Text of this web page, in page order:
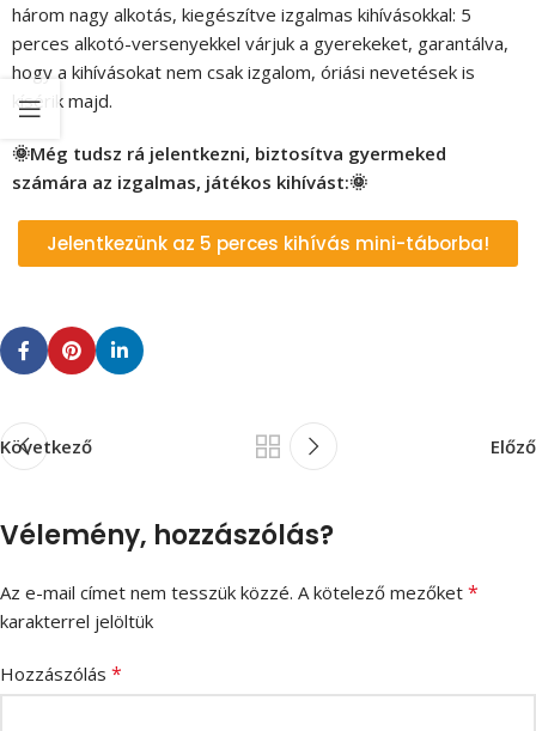
három nagy alkotás, kiegészítve izgalmas kihívásokkal: 5
perces alkotó-versenyekkel várjuk a gyerekeket, garantálva,
hogy a kihívásokat nem csak izgalom, óriási nevetések is
kísérik majd.
🌞Még tudsz rá jelentkezni, biztosítva gyermeked
számára az izgalmas, játékos kihívást:🌞
Jelentkezünk az 5 perces kihívás mini-táborba!
Következő Előző
Vélemény, hozzászólás?
Az e-mail címet nem tesszük közzé. A kötelező mezőket *
karakterrel jelöltük
Hozzászólás *